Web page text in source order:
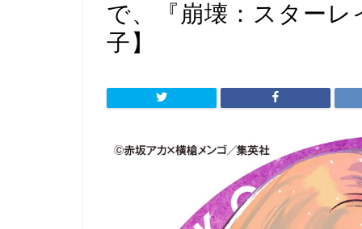
で、『崩壊：スター
子】